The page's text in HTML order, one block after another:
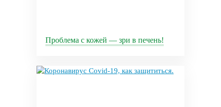
Проблема с кожей — зри в печень!